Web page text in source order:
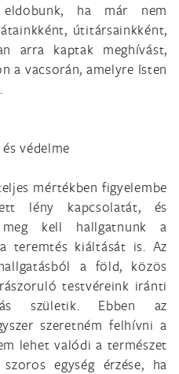
eldobunk, ha már nem
útitársainkként,
arra kaptak meghívást,
a vacsorán, amelyre Isten
védelme
mértékben figyelembe
lény kapcsolatát, és
kell hallgatnunk a
teremtés kiáltását is. Az
a föld, közös
testvéreink iránti
születik. Ebben az
szeretném felhívni a
lehet valódi a természet
egység érzése, ha